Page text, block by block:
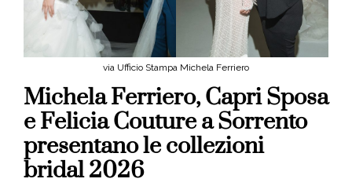
via Ufficio Stampa Michela Ferriero
Michela Ferriero, Capri Sposa
e Felicia Couture a Sorrento
presentano le collezioni
bridal 2026